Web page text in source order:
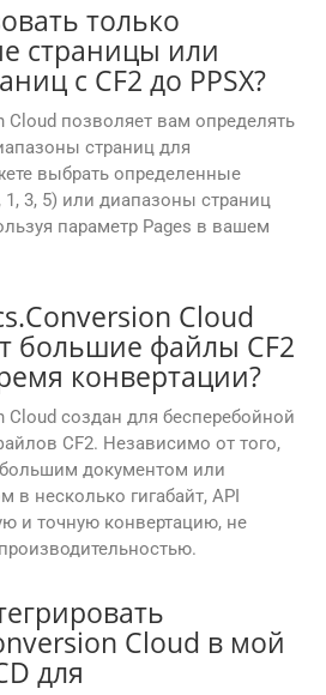
только
страницы или
с CF2 до PPSX?
Cloud позволяет вам определять
страниц для
выбрать определенные
3, 5) или диапазоны страниц
параметр Pages в вашем
Cloud
большие файлы CF2
конвертации?
Cloud создан для бесперебойной
CF2. Независимо от того,
документом или
в несколько гигабайт, API
и точную конвертацию, не
Cloud в мой
для